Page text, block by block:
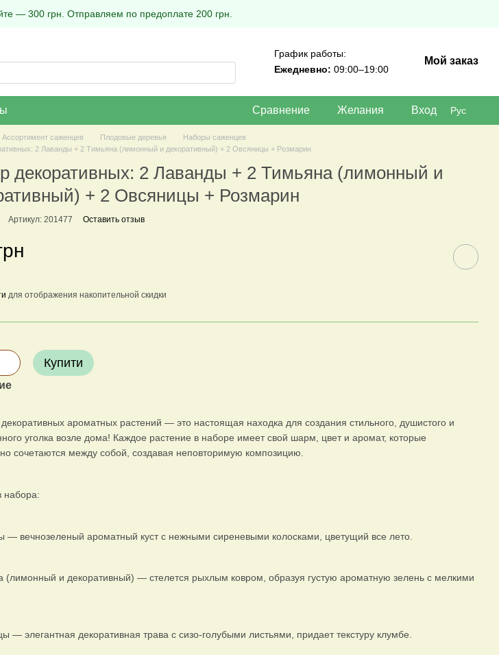
— 300 грн. Отправляем по предоплате 200 грн.
График работы:
Ежедневно: 09:00–19:00
Мой заказ
Сравнение Желания Вход Рус
Ассортимент саженцев Плодовые деревья
Наборы саженцев
2 Лаванды + 2 Тимьяна (лимонный и декоративный) + 2 Овсяницы + Розмарин
декоративных: 2 Лаванды + 2 Тимьяна (лимонный и
+ 2 Овсяницы + Розмарин
Артикул: 201477 Оставить отзыв
для отображения накопительной скидки
Купити
ароматных растений — это настоящая находка для создания стильного, душистого и
уголка возле дома! Каждое растение в наборе имеет свой шарм, цвет и аромат, которые
сочетаются между собой, создавая неповторимую композицию.
набора:
— вечнозеленый ароматный куст с нежными сиреневыми колосками, цветущий все лето.
(лимонный и декоративный) — стелется рыхлым ковром, образуя густую ароматную зелень с мелкими
— элегантная декоративная трава с сизо-голубыми листьями, придает текстуру клумбе.